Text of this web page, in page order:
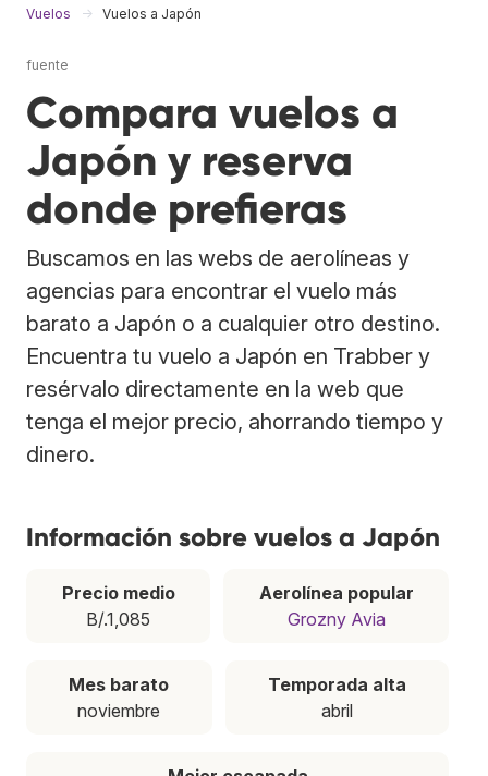
Vuelos Vuelos a Japón
fuente
Compara vuelos a
Japón y reserva
donde prefieras
Buscamos en las webs de aerolíneas y
agencias para encontrar el vuelo más
barato a Japón o a cualquier otro destino.
Encuentra tu vuelo a Japón en Trabber y
resérvalo directamente en la web que
tenga el mejor precio, ahorrando tiempo y
dinero.
Información sobre vuelos a Japón
Precio medio
B/.1,085
Aerolínea popular
Grozny Avia
Mes barato
noviembre
Temporada alta
abril